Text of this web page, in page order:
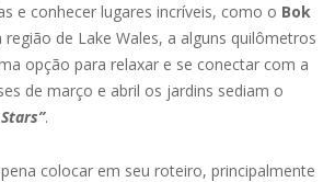
e conhecer lugares incríveis, como o Bok
região de Lake Wales, a alguns quilômetros
opção para relaxar e se conectar com a
de março e abril os jardins sediam o
.
colocar em seu roteiro, principalmente